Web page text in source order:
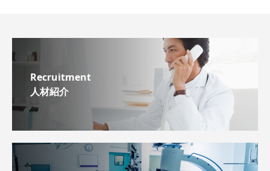
Recruitment
人材紹介